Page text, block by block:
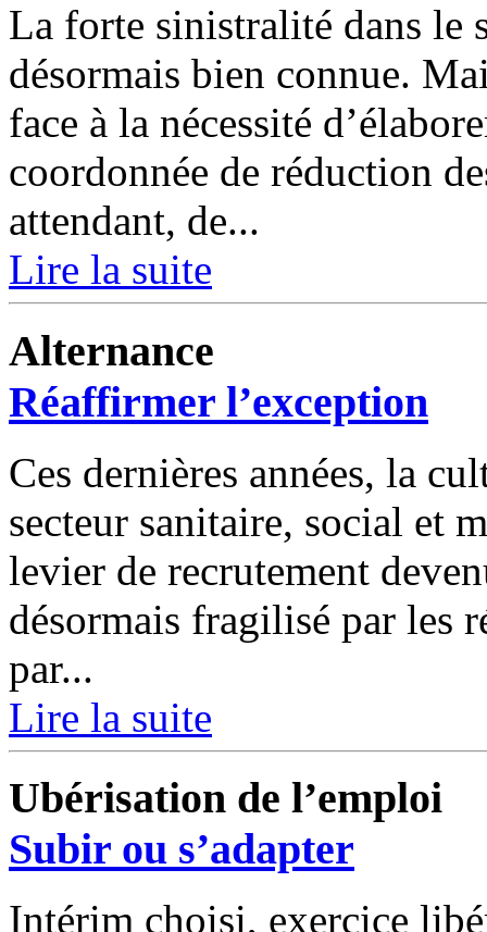
La forte sinistralité dans le
désormais bien connue.
face à la nécessité
coordonnée de réduction
attendant, de...
Lire la suite
Alternance
Réaffirmer l’exception
Ces dernières années, la
secteur sanitaire, social et
levier de recrutement
désormais fragilisé par les
par...
Lire la suite
Ubérisation de l’emploi
Subir ou s’adapter
Intérim choisi, exercice